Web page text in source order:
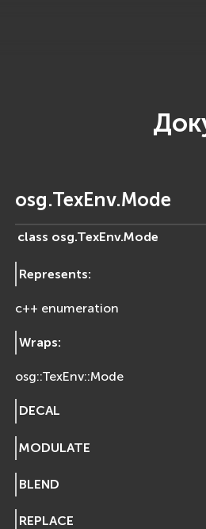
osg.TexEnv.Mode
class osg.TexEnv.Mode
Represents:
c++ enumeration
Wraps:
osg::TexEnv::Mode
DECAL
MODULATE
BLEND
REPLACE